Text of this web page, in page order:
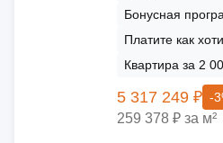
Бонусная
Платите как
Квартира за 2
5 317 249 ₽ -
259 378 ₽ за м²